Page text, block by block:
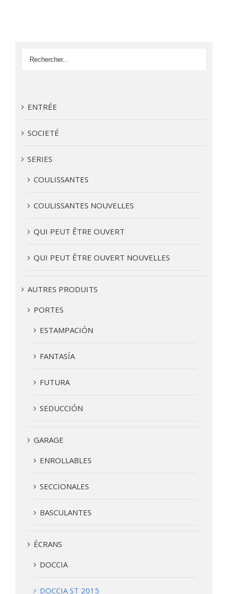
ENTRÉE
SOCIETÉ
SERIES
COULISSANTES
COULISSANTES NOUVELLES
QUI PEUT ÊTRE OUVERT
QUI PEUT ÊTRE OUVERT NOUVELLES
AUTRES PRODUITS
PORTES
ESTAMPACIÓN
FANTASÍA
FUTURA
SEDUCCIÓN
GARAGE
ENROLLABLES
SECCIONALES
BASCULANTES
ÉCRANS
DOCCIA
DOCCIA ST 2015